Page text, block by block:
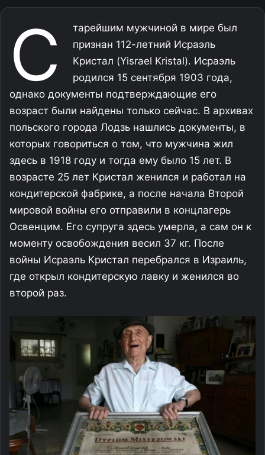
С
тарейшим мужчиной в мире был
признан 112-летний Исраэль
Кристал (Yisrael Kristal). Исраэль
родился 15 сентября 1903 года,
однако документы подтверждающие его
возраст были найдены только сейчас. В архивах
польского города Лодзь нашлись документы, в
которых говориться о том, что мужчина жил
здесь в 1918 году и тогда ему было 15 лет. В
возрасте 25 лет Кристал женился и работал на
кондитерской фабрике, а после начала Второй
мировой войны его отправили в концлагерь
Освенцим. Его супруга здесь умерла, а сам он к
моменту освобождения весил 37 кг. После
войны Исраэль Кристал перебрался в Израиль,
где открыл кондитерскую лавку и женился во
второй раз.